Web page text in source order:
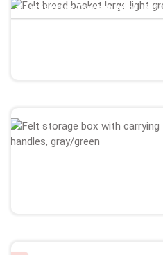
★ Limitiertes Tagesangebot -66%